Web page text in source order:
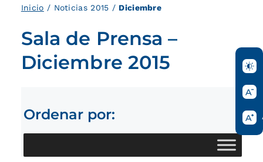
Inicio / Noticias 2015 / Diciembre
Sala de Prensa –
Diciembre 2015
Ordenar por: